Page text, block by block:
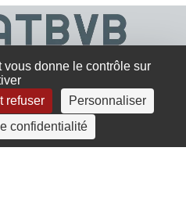
donne le contrôle sur
refuser
Personnaliser
confidentialité